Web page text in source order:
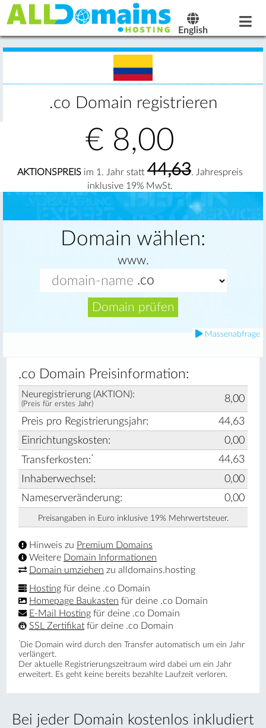
English
.co Domain registrieren
€ 8,00
AKTIONSPREIS im 1. Jahr statt 44,63. Jahrespreis
inklusive 19% MwSt.
Domain wählen:
www.
Domain prüfen
Massenabfrage
Bei jeder Domain kostenlos inkludiert
.co Domain Preisinformation:
Neuregistrierung (AKTION):
(Preis für erstes Jahr) 8,00
Preis pro Registrierungsjahr:
44,63
Einrichtungskosten:
0,00
Transferkosten:*
44,63
Inhaberwechsel:
0,00
Nameserveränderung:
0,00
Preisangaben in Euro inklusive 19% Mehrwertsteuer.
Hinweis zu Premium Domains
Weitere Domain Informationen
Domain umziehen zu alldomains.hosting
Hosting für deine .co Domain
Homepage Baukasten für deine .co Domain
E-Mail Hosting für deine .co Domain
SSL Zertifikat für deine .co Domain
* Die Domain wird durch den Transfer automatisch um ein Jahr
verlängert.
Der aktuelle Registrierungs­zeitraum wird dabei um ein Jahr
erweitert. Es geht keine bereits bezahlte Laufzeit verloren.